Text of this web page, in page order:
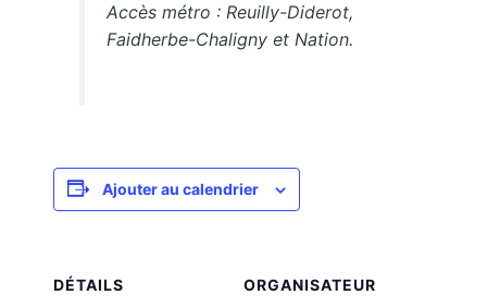
Accès métro : Reuilly-Diderot,
Faidherbe-Chaligny et Nation.
Ajouter au calendrier
DÉTAILS
ORGANISATEUR